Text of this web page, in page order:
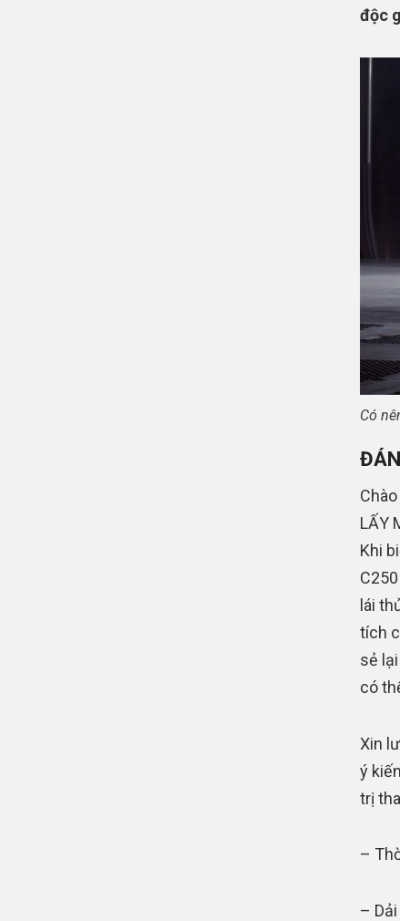
độc
Có
LẤY
Khi
lái
tích
sẻ
có
Xin
ý
trị
–
–